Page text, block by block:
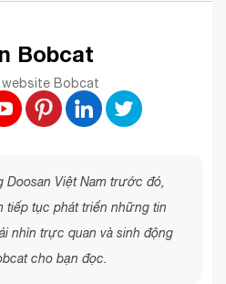
Bobcat
website Bobcat
Doosan Việt Nam trước đó,
tiếp tục phát triển những tin
nhìn trực quan và sinh động
cho bạn đọc.